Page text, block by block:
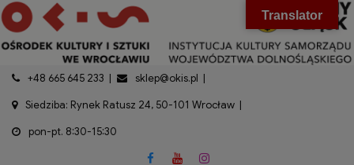
treści
Skip
to
content
+48 665 645 233
sklep@okis.pl
Siedziba: Rynek Ratusz 24, 50-101 Wrocław
pon-pt. 8:30-15:30
Translator